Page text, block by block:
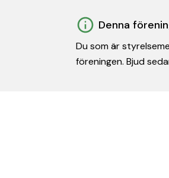
Denna
Du som är
föreningen. Bjud